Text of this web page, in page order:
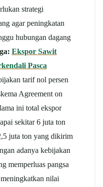
strategi
agar peningkatan
hubungan dagang
Ekspor Sawit
Pasca
tarif nol persen
Agreement on
ini total ekspor
sekitar 6 juta ton
juta ton yang dikirim
adanya kebijakan
memperluas pangsa
nilai